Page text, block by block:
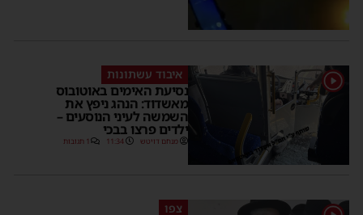
איבוד עשתונות
נסיעת האימים באוטובוס
מאשדוד: הנהג ניפץ את
השמשה לעיני הנוסעים –
ילדים פרצו בבכי
מנחם דויטש 11:34 1 תגובות